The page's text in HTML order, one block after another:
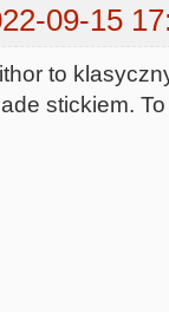
09-15
to
stickiem.